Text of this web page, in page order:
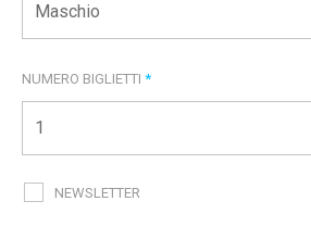
NUMERO BIGLIETTI *
NEWSLETTER